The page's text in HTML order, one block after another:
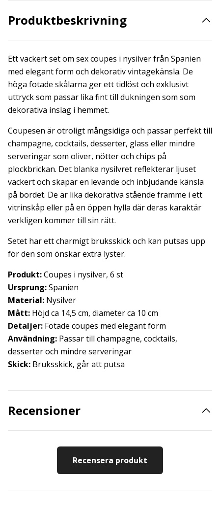
Produktbeskrivning
Ett vackert set om sex coupes i nysilver från Spanien
med elegant form och dekorativ vintagekänsla. De
höga fotade skålarna ger ett tidlöst och exklusivt
uttryck som passar lika fint till dukningen som som
dekorativa inslag i hemmet.
Coupesen är otroligt mångsidiga och passar perfekt till
champagne, cocktails, desserter, glass eller mindre
serveringar som oliver, nötter och chips på
plockbrickan. Det blanka nysilvret reflekterar ljuset
vackert och skapar en levande och inbjudande känsla
på bordet. De är lika dekorativa stående framme i ett
vitrinskåp eller på en öppen hylla där deras karaktär
verkligen kommer till sin rätt.
Setet har ett charmigt bruksskick och kan putsas upp
för den som önskar extra lyster.
Produkt:Coupes i nysilver, 6 st
Ursprung:Spanien
Material: Nysilver
Mått: Höjd ca 14,5 cm, diameter ca 10 cm
Detaljer: Fotade coupes med elegant form
Användning: Passar till champagne, cocktails,
desserter och mindre serveringar
Skick: Bruksskick, går att putsa
Recensioner
Recensera produkt